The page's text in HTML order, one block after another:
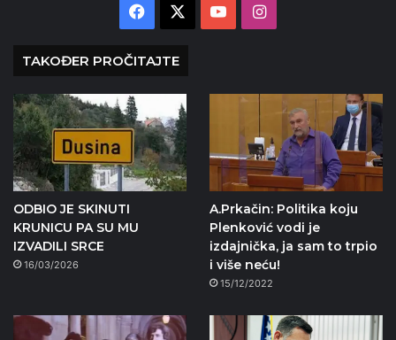
Facebook YouTubeInstagram
TAKOĐER PROČITAJTE
ODBIO JE SKINUTI
KRUNICU PA SU MU
IZVADILI SRCE
16/03/2026
A.Prkačin: Politika koju
Plenković vodi je
izdajnička, ja sam to trpio
i više neću!
15/12/2022